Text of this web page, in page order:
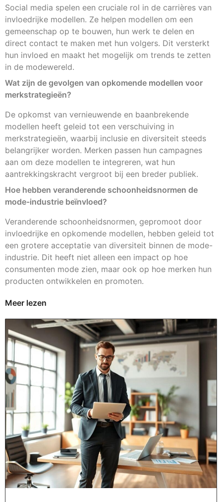
Social media spelen een cruciale rol in de carrières van
invloedrijke modellen. Ze helpen modellen om een
gemeenschap op te bouwen, hun werk te delen en
direct contact te maken met hun volgers. Dit versterkt
hun invloed en maakt het mogelijk om trends te zetten
in de modewereld.
Wat zijn de gevolgen van opkomende modellen voor
merkstrategieën?
De opkomst van vernieuwende en baanbrekende
modellen heeft geleid tot een verschuiving in
merkstrategieën, waarbij inclusie en diversiteit steeds
belangrijker worden. Merken passen hun campagnes
aan om deze modellen te integreren, wat hun
aantrekkingskracht vergroot bij een breder publiek.
Hoe hebben veranderende schoonheidsnormen de
mode-industrie beïnvloed?
Veranderende schoonheidsnormen, gepromoot door
invloedrijke en opkomende modellen, hebben geleid tot
een grotere acceptatie van diversiteit binnen de mode-
industrie. Dit heeft niet alleen een impact op hoe
consumenten mode zien, maar ook op hoe merken hun
producten ontwikkelen en promoten.
Meer lezen